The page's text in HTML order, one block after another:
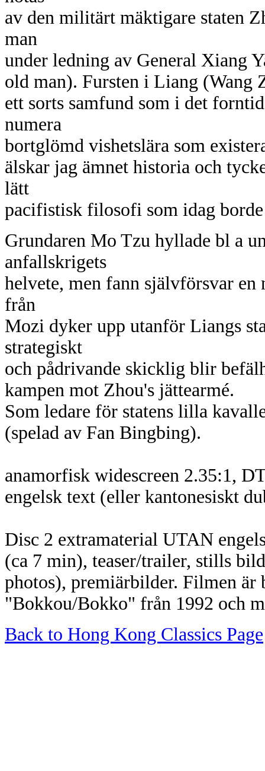
av den militärt mäktigare staten
man
under ledning av General Xiang
old man). Fursten i Liang (Wang
ett sorts samfund som i det
numera
bortglömd vishetslära som
älskar jag ämnet historia och
lätt
pacifistisk filosofi som idag
Grundaren Mo Tzu hyllade bl a
anfallskrigets
helvete, men fann självförsvar en
från
Mozi dyker upp utanför Liangs
strategiskt
och pådrivande skicklig blir
kampen mot Zhou's jättearmé.
Som ledare för statens lilla
(spelad av Fan Bingbing).
anamorfisk widescreen 2.35:1,
engelsk text (eller kantonesiskt
Disc 2 extramaterial UTAN
(ca 7 min), teaser/trailer, stills
photos), premiärbilder. Filmen är
"Bokkou/Bokko" från 1992 och
Back to Hong Kong Classics Page